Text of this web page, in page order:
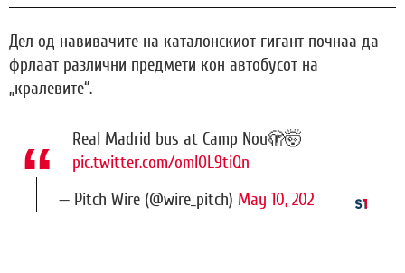
Дел од навивачите на каталонскиот гигант почнаа да
фрлаат различни предмети кон автобусот на
„кралевите“.
Real Madrid bus at Camp Nou🫣🤯
pic.twitter.com/omIOL9tiQn
— Pitch Wire (@wire_pitch) May 10, 202